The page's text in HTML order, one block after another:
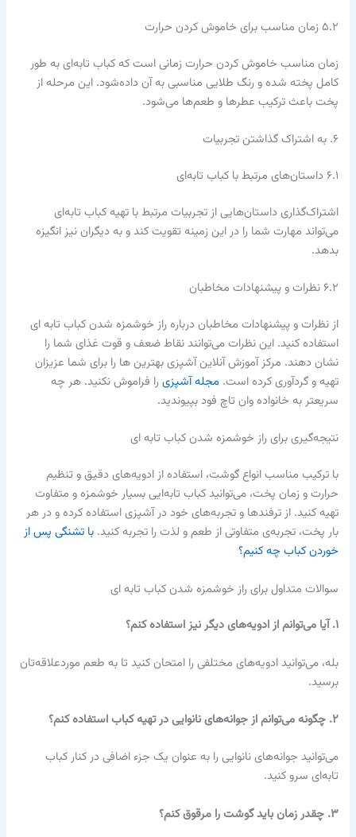
۵.۲ زمان مناسب برای خاموش کردن حرارت
زمان مناسب خاموش کردن حرارت زمانی است که کباب تابه‌ای به طور
کامل پخته شده و رنگ طلایی مناسبی به آن داده‌شود. این مرحله از
پخت باعث ترکیب عطرها و طعم‌ها می‌شود.
۶. به اشتراک گذاشتن تجربیات
۶.۱ داستان‌های مرتبط با کباب تابه‌ای
اشتراک‌گذاری داستان‌هایی از تجربیات مرتبط با تهیه کباب تابه‌ای
می‌تواند مهارت شما را در این زمینه تقویت کند و به دیگران نیز انگیزه
بدهد.
۶.۲ نظرات و پیشنهادات مخاطبان
از نظرات و پیشنهادات مخاطبان درباره راز خوشمزه شدن کباب تابه ای
استفاده کنید. این نظرات می‌توانند نقاط ضعف و قوت غذای شما را
نشان دهند. مرکز آموزش آنلاین آشپزی بهترین ها را برای شما عزیزان
تهیه و گردآوری کرده است. مجله آشپزیرا فراموش نکنید. هر چه
سریعتر به خانواده وان تاچ فود بپیوندید.
نتیجه‌گیری برای راز خوشمزه شدن کباب تابه ای
با ترکیب مناسب انواع گوشت، استفاده از ادویه‌های دقیق و تنظیم
حرارت و زمان پخت، می‌توانید کباب تابه‌ایی بسیار خوشمزه و متفاوت
تهیه کنید. از ترفندها و تجربه‌های خود در آشپزی استفاده کرده و در هر
بار پخت، تجربه‌ی متفاوتی از طعم و لذت را تجربه کنید.با تشنگی پس از
خوردن کباب چه کنیم؟
سوالات متداول برای راز خوشمزه شدن کباب تابه ای
۱.آیا می‌توانم از ادویه‌های دیگر نیز استفاده کنم؟
بله، می‌توانید ادویه‌های مختلفی را امتحان کنید تا به طعم موردعلاقه‌تان
برسید.
۲.چگونه می‌توانم از جوانه‌های نانوایی در تهیه کباب استفاده کنم؟
می‌توانید جوانه‌های نانوایی را به عنوان یک جزء اضافی در کنار کباب
تابه‌ای سرو کنید.
۳.چقدر زمان باید گوشت را مرقوق کنم؟